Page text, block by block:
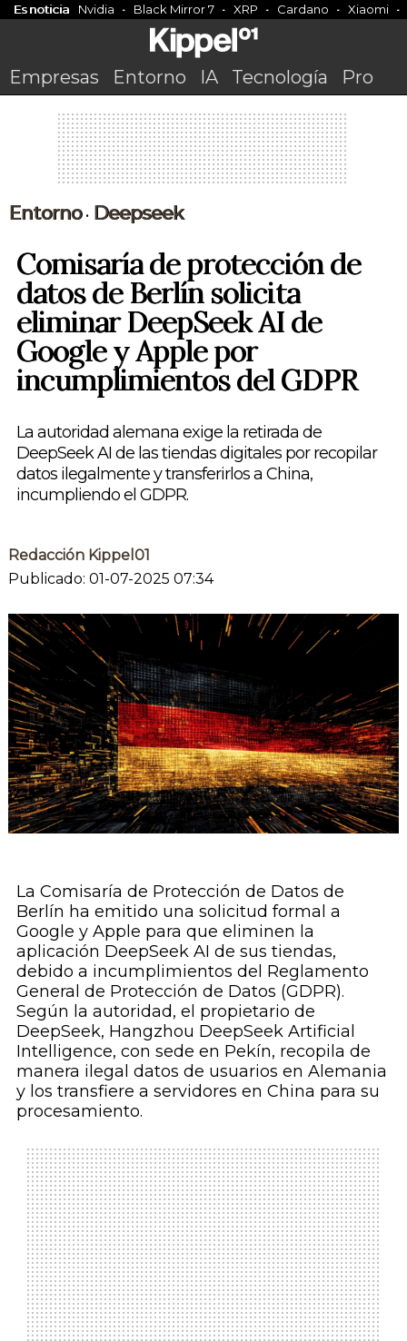
Es noticia Nvidia Black Mirror 7 XRP Cardano Xiaomi
Empresas Entorno IA Tecnología Pro
Entorno• Deepseek
Comisaría de protección de
datos de Berlín solicita
eliminar DeepSeek AI de
Google y Apple por
incumplimientos del GDPR
La autoridad alemana exige la retirada de
DeepSeek AI de las tiendas digitales por recopilar
datos ilegalmente y transferirlos a China,
incumpliendo el GDPR.
Redacción Kippel01
Publicado: 01-07-2025 07:34
La Comisaría de Protección de Datos de
Berlín ha emitido una solicitud formal a
Google y Apple para que eliminen la
aplicación DeepSeek AI de sus tiendas,
debido a incumplimientos del Reglamento
General de Protección de Datos (GDPR).
Según la autoridad, el propietario de
DeepSeek, Hangzhou DeepSeek Artificial
Intelligence, con sede en Pekín, recopila de
manera ilegal datos de usuarios en Alemania
y los transfiere a servidores en China para su
procesamiento.